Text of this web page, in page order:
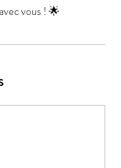
vous ! 🌟